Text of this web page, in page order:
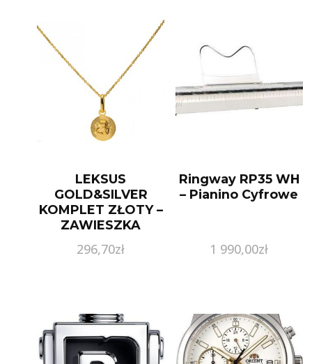
LEKSUS
GOLD&SILVER
KOMPLET ZŁOTY –
ZAWIESZKA
ŁAŃCUSZEK
296,70zł
Ringway RP35 WH
– Pianino Cyfrowe
1 990,00zł